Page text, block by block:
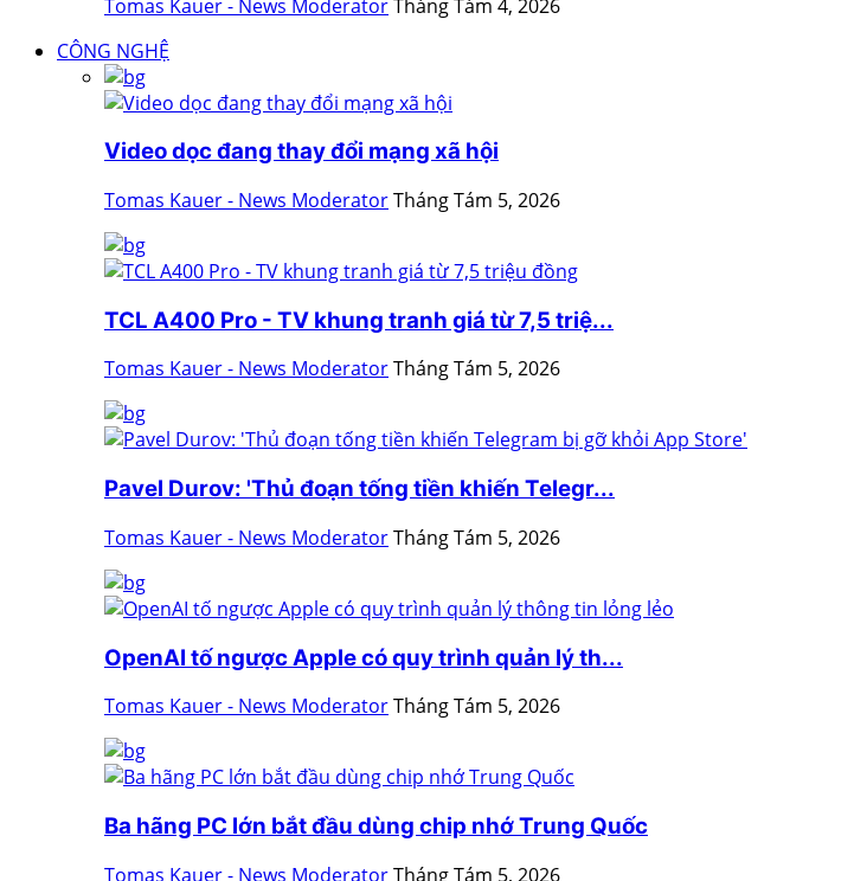
Tomas Kauer - News ModeratorTháng Tám 4, 2026
CÔNG NGHỆ
Video dọc đang thay đổi mạng xã hội
Tomas Kauer - News ModeratorTháng Tám 5, 2026
TCL A400 Pro - TV khung tranh giá từ 7,5 triệ...
Tomas Kauer - News ModeratorTháng Tám 5, 2026
Pavel Durov: 'Thủ đoạn tống tiền khiến Telegr...
Tomas Kauer - News ModeratorTháng Tám 5, 2026
OpenAI tố ngược Apple có quy trình quản lý th...
Tomas Kauer - News ModeratorTháng Tám 5, 2026
Ba hãng PC lớn bắt đầu dùng chip nhớ Trung Quốc
Tomas Kauer - News ModeratorTháng Tám 5, 2026